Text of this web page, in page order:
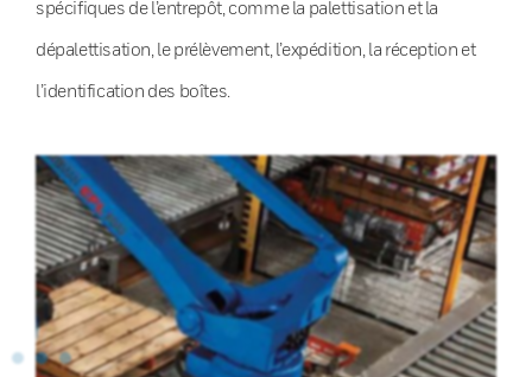
spécifiques de l’entrepôt, comme la palettisation et la
dépalettisation, le prélèvement, l’expédition, la réception et
l’identification des boîtes.